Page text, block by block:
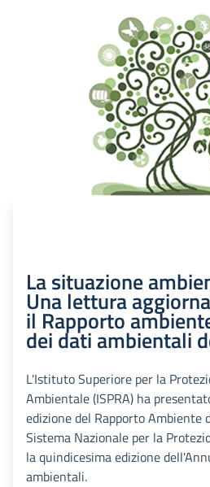
La situazione
Una lettura
il Rapporto
dei dati ambientali
L'Istituto Superiore per la
Ambientale (ISPRA) ha
edizione del Rapporto Ambiente
Sistema Nazionale per la
la quindicesima edizione
ambientali.